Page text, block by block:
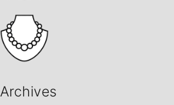
Archives